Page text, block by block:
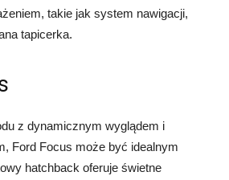
takie jak system nawigacji,
tapicerka.
z dynamicznym wyglądem i
Ford Focus może być idealnym
hatchback oferuje świetne